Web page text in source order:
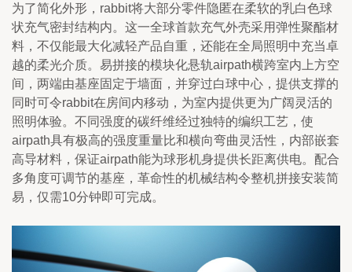
为了简化外形，rabbit将大部分零件隐匿在柔软的乳白色球
状充气密封结构内。这一全球首款充气外壳采用弹性聚酯材
料，不仅能最大化减轻产品自重，还能在全局照明中充当卓
越的柔光介质。易拼接的模块化悬轨airpath横跨室内上方空
间，两端由基座固定于墙面，并穿过白球中心，提供支撑的
同时可令rabbit在房间内移动，为室内提供更为广阔灵活的
照明体验。不同强度的碳纤维经过独特的编织工艺，使
airpath具有极高的强度重量比和横向弯曲灵活性，内部嵌套
高导材料，保证airpath能为球形机身提供长距离供电。配合
多角度可调节的基座，革命性的机械结构令整机拼接安装简
易，仅需10分钟即可完成。